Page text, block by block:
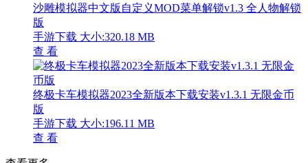
沙雕模拟器中文版自定义MOD菜单解锁v1.3 全人物解锁
版
手游下载 大小:320.18 MB
查 看
终极卡车模拟器2023全新版本下载安装v1.3.1 无限金币
版
手游下载 大小:196.11 MB
查 看